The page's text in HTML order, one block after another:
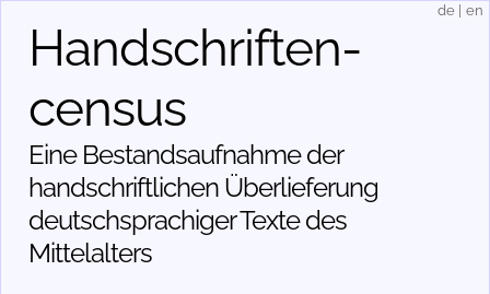
Handschriften­
census
Eine Bestandsaufnahme der
handschriftlichen Über­lieferung
deutschsprachiger Texte des
Mittelalters
de en